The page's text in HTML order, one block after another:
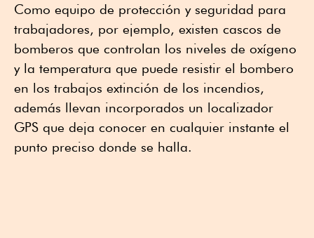
Como equipo de protección y seguridad para
trabajadores, por ejemplo, existen cascos de
bomberos que controlan los niveles de oxígeno
y la temperatura que puede resistir el bombero
en los trabajos extinción de los incendios,
además llevan incorporados un localizador
GPS que deja conocer en cualquier instante el
punto preciso donde se halla.